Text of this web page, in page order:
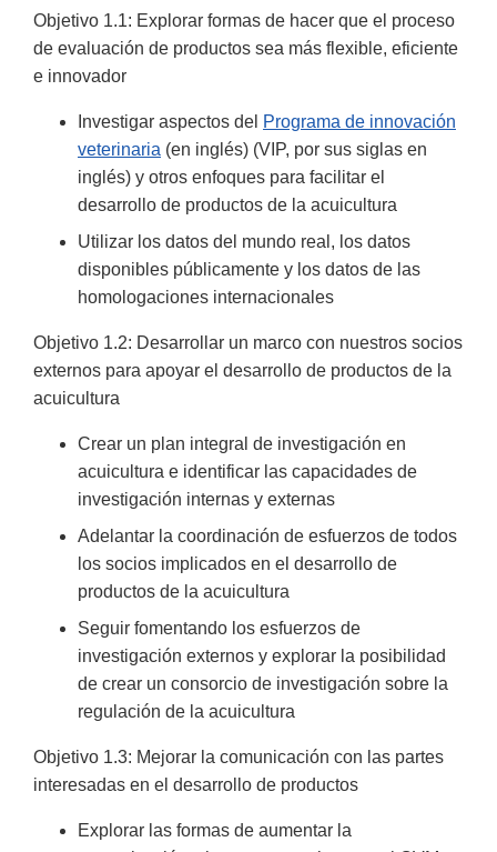
Objetivo 1.1: Explorar formas de hacer que el proceso
de evaluación de productos sea más flexible, eficiente
e innovador
Investigar aspectos del Programa de innovación
veterinaria (en inglés) (VIP, por sus siglas en
inglés) y otros enfoques para facilitar el
desarrollo de productos de la acuicultura
Utilizar los datos del mundo real, los datos
disponibles públicamente y los datos de las
homologaciones internacionales
Objetivo 1.2: Desarrollar un marco con nuestros socios
externos para apoyar el desarrollo de productos de la
acuicultura
Crear un plan integral de investigación en
acuicultura e identificar las capacidades de
investigación internas y externas
Adelantar la coordinación de esfuerzos de todos
los socios implicados en el desarrollo de
productos de la acuicultura
Seguir fomentando los esfuerzos de
investigación externos y explorar la posibilidad
de crear un consorcio de investigación sobre la
regulación de la acuicultura
Objetivo 1.3: Mejorar la comunicación con las partes
interesadas en el desarrollo de productos
Explorar las formas de aumentar la